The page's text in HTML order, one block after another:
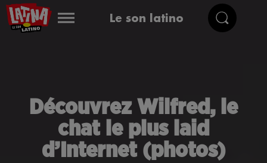
Le son latino
Découvrez Wilfred, le
chat le plus laid
d’Internet (photos)